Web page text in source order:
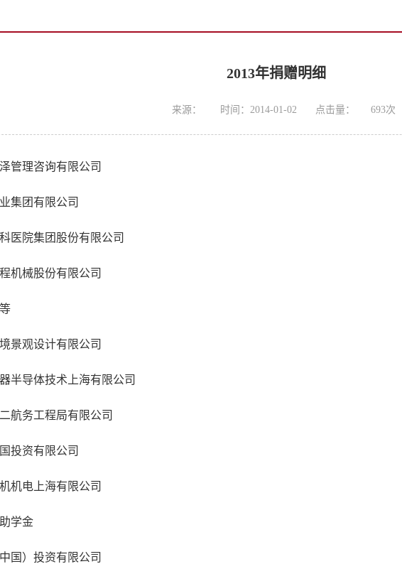
2013年捐赠明细
来源： 时间：2014-01-02 点击量： 693次
管理咨询有限公司
集团有限公司
医院集团股份有限公司
机械股份有限公司
景观设计有限公司
半导体技术上海有限公司
航务工程局有限公司
投资有限公司
机电上海有限公司
学金
国）投资有限公司